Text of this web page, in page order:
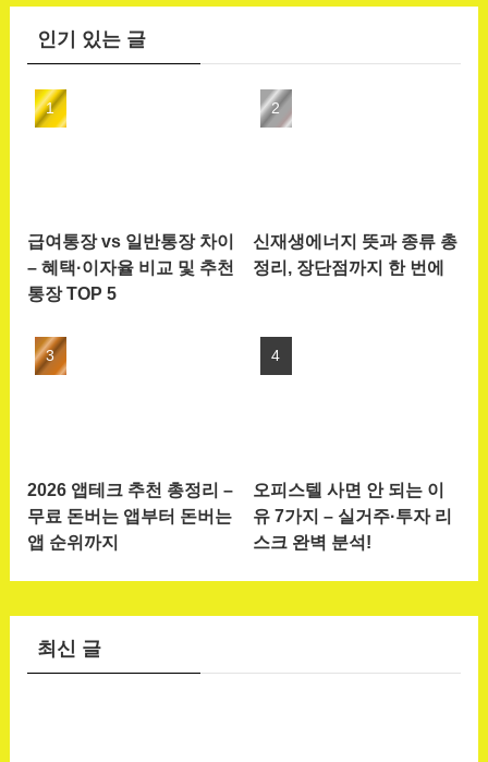
인기 있는 글
급여통장 vs 일반통장 차이
– 혜택·이자율 비교 및 추천
통장 TOP 5
신재생에너지 뜻과 종류 총
정리, 장단점까지 한 번에
2026 앱테크 추천 총정리 –
무료 돈버는 앱부터 돈버는
앱 순위까지
오피스텔 사면 안 되는 이
유 7가지 – 실거주·투자 리
스크 완벽 분석!
최신 글